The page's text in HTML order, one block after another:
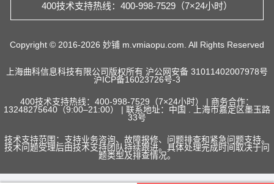
400技术支持热线：400-998-7529（7×24小时）
Copyright © 2016-2026 妙铺 m.vmiaopu.com. All Rights Reserved
上海曲科信息科技有限公司版权所有 沪公网安备 31011402007978号
沪ICP备16023726号-3
400技术支持热线：400-998-7529（7×24小时） | 商务合作：
13248275640（9:00–21:00） | 联系地址：中国 . 上海市嘉定区墨玉路
33号
技术支持范围：支持业务咨询、故障报修、问题排查和紧急问题支持。
技术问题受理后由技术支持团队持续跟进。具体处理完成时间取决于问
题类型及排查情况。